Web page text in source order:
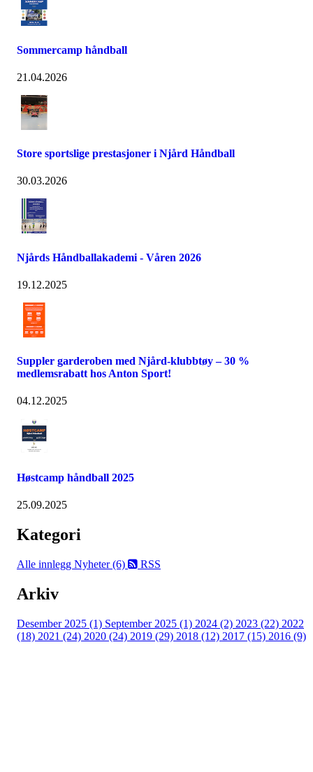
Sommercamp håndball
21.04.2026
Store sportslige prestasjoner i Njård Håndball
30.03.2026
Njårds Håndballakademi - Våren 2026
19.12.2025
Suppler garderoben med Njård-klubbtøy – 30 %
medlemsrabatt hos Anton Sport!
04.12.2025
Høstcamp håndball 2025
25.09.2025
Kategori
Alle innlegg Nyheter (6) RSS
Arkiv
Desember 2025 (1) September 2025 (1) 2024 (2) 2023 (22) 2022
(18) 2021 (24) 2020 (24) 2019 (29) 2018 (12) 2017 (15) 2016 (9)